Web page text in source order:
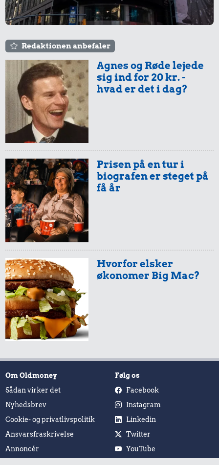
Redaktionen anbefaler
Agnes og Røde lejede
sig ind for 20 kr. -
hvad er det i dag?
Prisen på en tur i
biografen er steget på
få år
Hvorfor elsker
økonomer Big Mac?
Om Oldmoney
Sådan virker det
Nyhedsbrev
Cookie- og privatlivspolitik
Ansvarsfraskrivelse
Annoncér
Følg os
Facebook
Instagram
Linkedin
Twitter
YouTube